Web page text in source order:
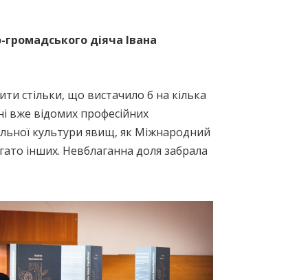
діяча Івана
стільки, що вистачило б на кілька
вже відомих професійних
культури явищ, як Міжнародний
інших. Невблаганна доля забрала